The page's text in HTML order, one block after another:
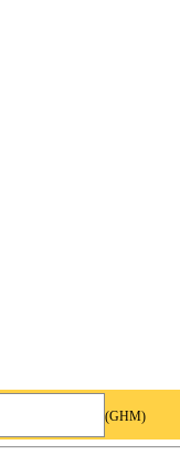
(GHM)